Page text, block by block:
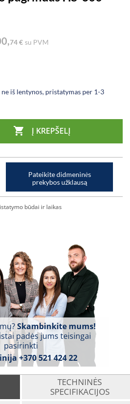
74 € su PVM
iš lentynos, pristatymas per 1-3
 Į KREPŠELĮ
Pateikite didmeninės
prekybos užklausą
būdai ir laikas
Skambinkite mums!
padės jums teisingai
pasirinkti
+370 521 424 22
TECHNINĖS
SPECIFIKACIJOS